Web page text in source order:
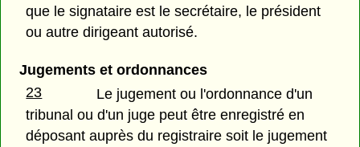
que le signataire est le secrétaire, le président
ou autre dirigeant autorisé.
Jugements et ordonnances
23
Le jugement ou l'ordonnance d'un
tribunal ou d'un juge peut être enregistré en
déposant auprès du registraire soit le jugement